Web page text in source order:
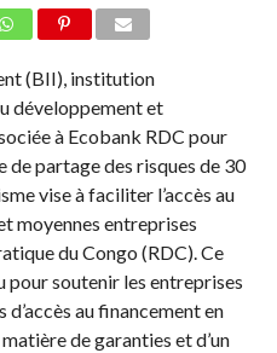
(BII), institution
développement et
à Ecobank RDC pour
de partage des risques de 30
vise à faciliter l’accès au
moyennes entreprises
du Congo (RDC). Ce
pour soutenir les entreprises
au financement en
de garanties et d’un